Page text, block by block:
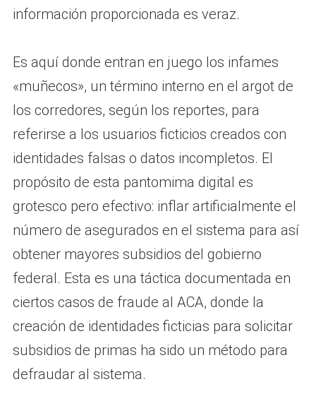
información proporcionada es veraz.
Es aquí donde entran en juego los infames
«muñecos», un término interno en el argot de
los corredores, según los reportes, para
referirse a los usuarios ficticios creados con
identidades falsas o datos incompletos. El
propósito de esta pantomima digital es
grotesco pero efectivo: inflar artificialmente el
número de asegurados en el sistema para así
obtener mayores subsidios del gobierno
federal. Esta es una táctica documentada en
ciertos casos de fraude al ACA, donde la
creación de identidades ficticias para solicitar
subsidios de primas ha sido un método para
defraudar al sistema.